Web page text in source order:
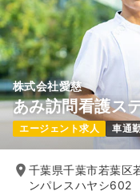
株式会社愛慈
あみ訪問看護ス
エージェント求人 車通
千葉県千葉市若葉区
ンパレスハヤシ602